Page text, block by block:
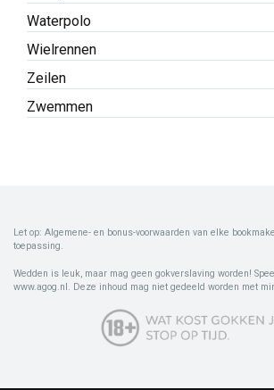
Waterpolo
Wielrennen
Zeilen
Zwemmen
Let op: Algemene- en bonus-voorwaarden van elke
toepassing.
Wedden is leuk, maar mag geen gokverslaving worden!
www.agog.nl. Deze inhoud mag niet gedeeld worden met